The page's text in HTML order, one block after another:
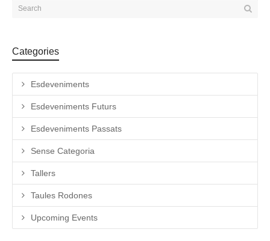
Categories
Esdeveniments
Esdeveniments Futurs
Esdeveniments Passats
Sense Categoria
Tallers
Taules Rodones
Upcoming Events